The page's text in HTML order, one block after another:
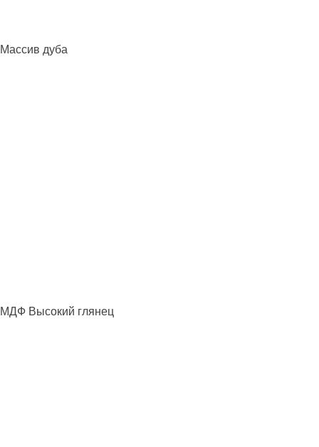
Массив дуба
МДФ Высокий глянец